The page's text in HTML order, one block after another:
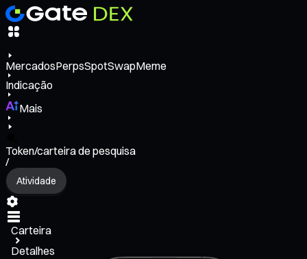
MercadosPerpsSpotSwapMeme
Indicação
Mais
Token/carteira de pesquisa
/
Atividade
Carteira
Detalhes